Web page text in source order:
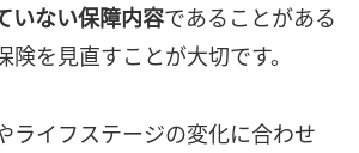
いない保障内容であることがある
険を見直すことが大切です。
ライフステージの変化に合わせ